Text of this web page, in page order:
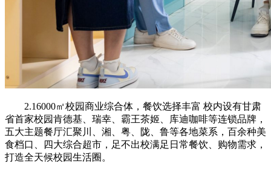
2.16000㎡校园商业综合体，餐饮选择丰富 校内设有甘肃
省首家校园肯德基、瑞幸、霸王茶姬、库迪咖啡等连锁品牌，
五大主题餐厅汇聚川、湘、粤、陇、鲁等各地菜系，百余种美
食档口、四大综合超市，足不出校满足日常餐饮、购物需求，
打造全天候校园生活圈。